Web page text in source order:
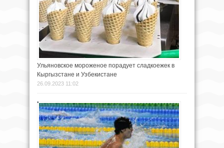
Ульяновское мороженое порадует сладкоежек в
Кыргызстане и Узбекистане
26.09.2023 11:02